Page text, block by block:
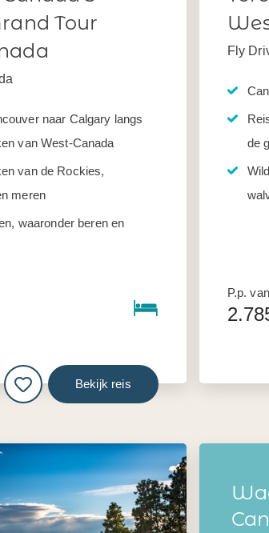
Tour
naar Calgary langs
van West-Canada
van de Rockies,
meren
waaronder beren en
Bekijk reis
Fly
de
P.p.